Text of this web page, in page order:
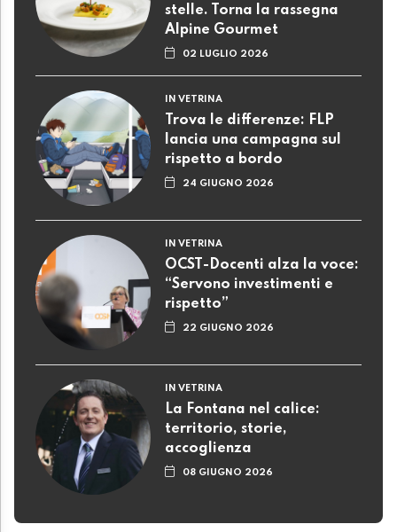
stelle. Torna la rassegna
Alpine Gourmet
02 LUGLIO 2026
IN VETRINA
Trova le differenze: FLP
lancia una campagna sul
rispetto a bordo
24 GIUGNO 2026
IN VETRINA
OCST-Docenti alza la voce:
“Servono investimenti e
rispetto”
22 GIUGNO 2026
IN VETRINA
La Fontana nel calice:
territorio, storie,
accoglienza
08 GIUGNO 2026